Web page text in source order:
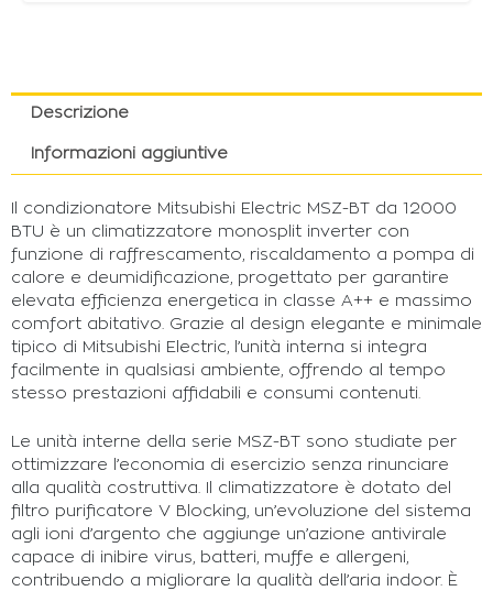
Descrizione
Informazioni aggiuntive
Il condizionatore Mitsubishi Electric MSZ-BT da 12000
BTU è un climatizzatore monosplit inverter con
funzione di raffrescamento, riscaldamento a pompa di
calore e deumidificazione, progettato per garantire
elevata efficienza energetica in classe A++ e massimo
comfort abitativo. Grazie al design elegante e minimale
tipico di Mitsubishi Electric, l’unità interna si integra
facilmente in qualsiasi ambiente, offrendo al tempo
stesso prestazioni affidabili e consumi contenuti.
Le unità interne della serie MSZ-BT sono studiate per
ottimizzare l’economia di esercizio senza rinunciare
alla qualità costruttiva. Il climatizzatore è dotato del
filtro purificatore V Blocking, un’evoluzione del sistema
agli ioni d’argento che aggiunge un’azione antivirale
capace di inibire virus, batteri, muffe e allergeni,
contribuendo a migliorare la qualità dell’aria indoor. È